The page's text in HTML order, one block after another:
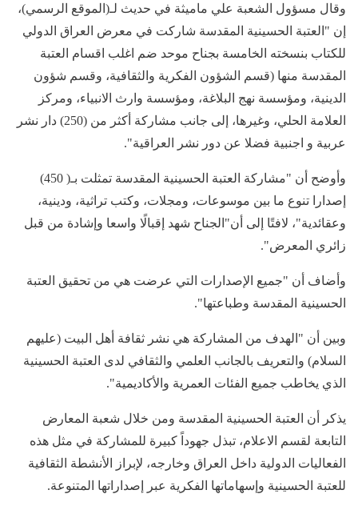
وقال مسؤول الشعبة علي ماميثة في حديث لـ(الموقع الرسمي)،
إن "العتبة الحسينية المقدسة شاركت في معرض العراق الدولي
للكتاب بنسخته الخامسة بجناح موحد ضم اغلب اقسام العتبة
المقدسة منها (قسم الشؤون الفكرية والثقافية، وقسم شؤون
الدينية، ومؤسسة نهج البلاغة، ومؤسسة وارث الانبياء، ومركز
العلامة الحلي، وغيرها، إلى جانب مشاركة أكثر من (250) دار نشر
عربية و اجنبية فضلا عن دور نشر العراقية".
وأوضح أن "مشاركة العتبة الحسينية المقدسة تمثلت بـ( 450)
إصدارا تنوع ما بين موسوعات، ومجلات، وكتب تراثية، ودينية،
وعقائدية"، لافتًا إلى أن"الجناح شهد إقبالًا واسعا وإشادة من قبل
زائري المعرض".
وأضاف أن "جميع الإصدارات التي عرضت هي من تحقيق العتبة
الحسينية المقدسة وطباعتها".
وبين أن "الهدف من المشاركة هي نشر ثقافة أهل البيت (عليهم
السلام) والتعريف بالجانب العلمي والثقافي لدى العتبة الحسينية
الذي يخاطب جميع الفئات العمرية والأكاديمية".
يذكر أن العتبة الحسينية المقدسة ومن خلال شعبة المعارض
التابعة لقسم الاعلام، تبذل جهوداً كبيرة للمشاركة في مثل هذه
الفعاليات الدولية داخل العراق وخارجه، لإبراز الأنشطة الثقافية
للعتبة الحسينية وإسهاماتها الفكرية عبر إصداراتها المتنوعة.